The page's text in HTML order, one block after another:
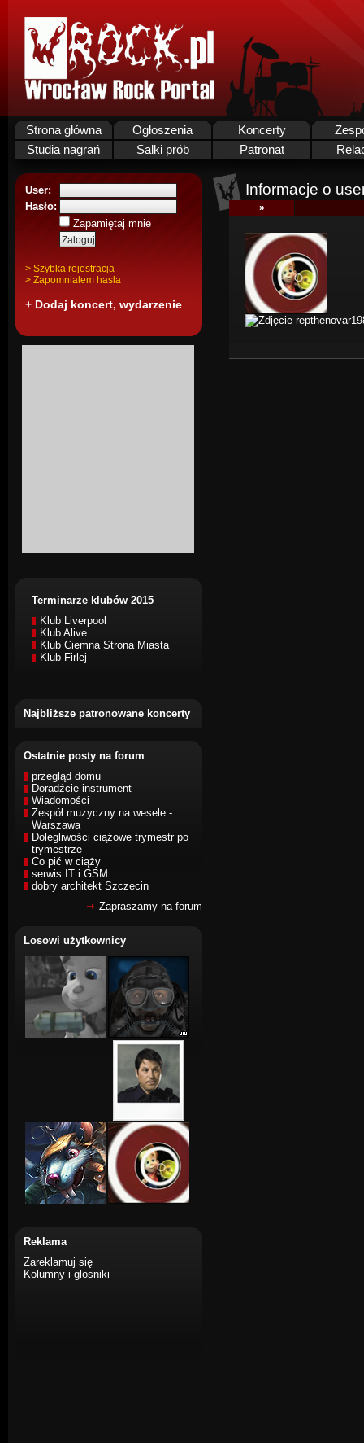
Strona główna Ogłoszenia Koncerty
Studia nagrań
Salki prób Patronat
User:
Hasło:
Zapamiętaj mnie
> Szybka rejestracja
> Zapomnialem hasla
+ Dodaj koncert, wydarzenie
Terminarze klubów 2015
Klub Liverpool
Klub Alive
Klub Ciemna Strona Miasta
Klub Firlej
Najbliższe patronowane koncerty
Ostatnie posty na forum
przegląd domu
Doradźcie instrument
Wiadomości
Zespół muzyczny na wesele -
Warszawa
Dolegliwości ciążowe trymestr po
trymestrze
Co pić w ciąży
serwis IT i GSM
dobry architekt Szczecin
Zapraszamy na forum
Losowi użytkownicy
Reklama
Zareklamuj się
Kolumny i glosniki
Informacje o
»